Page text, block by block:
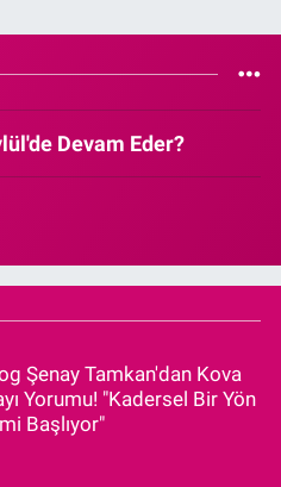
Devam Eder?
Şenay Tamkan'dan Kova
Yorumu! "Kadersel Bir Yön
Başlıyor"